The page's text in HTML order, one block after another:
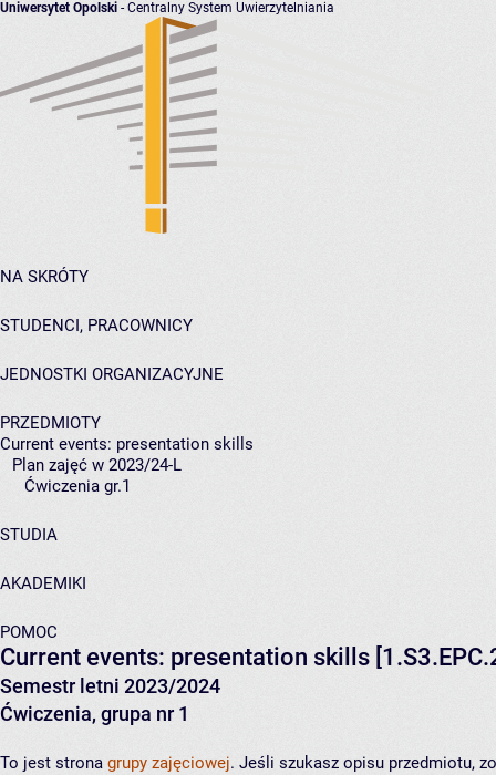
Uniwersytet Opolski - Centralny System Uwierzytelniania
NA SKRÓTY
STUDENCI, PRACOWNICY
JEDNOSTKI ORGANIZACYJNE
PRZEDMIOTY
Current events: presentation skills
Plan zajęć w 2023/24-L
Ćwiczenia gr.1
STUDIA
AKADEMIKI
POMOC
Current events: presentation skills
Semestr letni 2023/2024
Ćwiczenia, grupa nr 1
To jest strona grupy zajęciowej. Jeśli szukasz opisu przedmiotu,